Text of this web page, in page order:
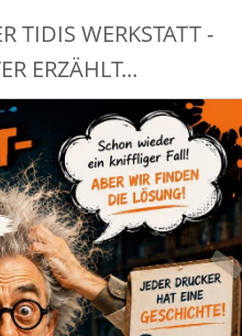
TIDIS WERKSTATT -
ERZÄHLT...